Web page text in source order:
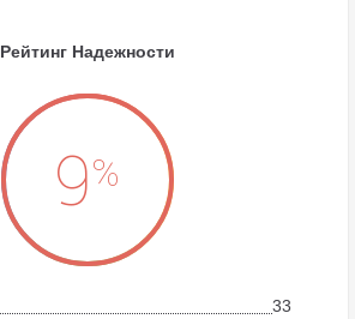
Рейтинг Надежности
9%
33